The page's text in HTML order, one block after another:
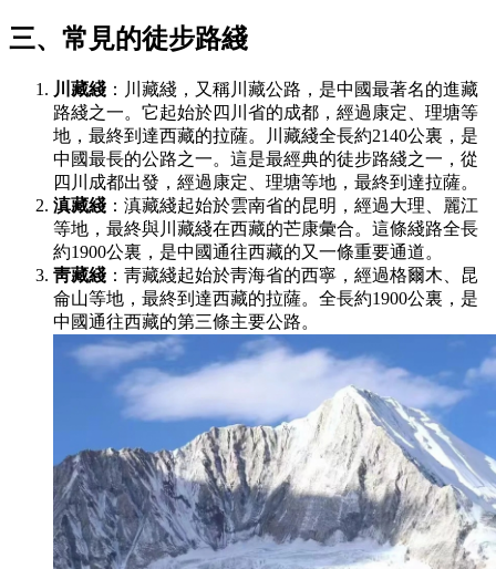
三、常見的徒步路綫
川藏綫 ：川藏綫，又稱川藏公路，是中國最著名的進藏
路綫之一。它起始於四川省的成都，經過康定、理塘等
地，最終到達西藏的拉薩。川藏綫全長約2140公裏，是
中國最長的公路之一。這是最經典的徒步路綫之一，從
四川成都出發，經過康定、理塘等地，最終到達拉薩。
滇藏綫 ：滇藏綫起始於雲南省的昆明，經過大理、麗江
等地，最終與川藏綫在西藏的芒康彙合。這條綫路全長
約1900公裏，是中國通往西藏的又一條重要通道。
靑藏綫 ：靑藏綫起始於靑海省的西寧，經過格爾木、昆
侖山等地，最終到達西藏的拉薩。全長約1900公裏，是
中國通往西藏的第三條主要公路。